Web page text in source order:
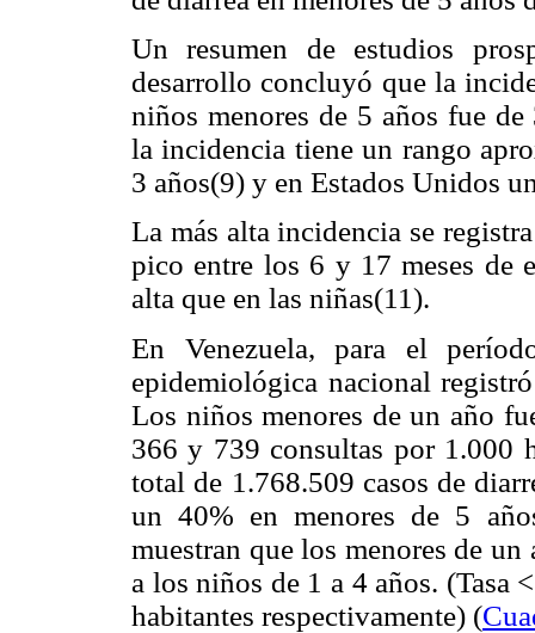
Un resumen de estudios
desarrollo concluyó que la
niños menores de 5 años fue
la incidencia tiene un rango
3 años(9) y en Estados Unidos
La más alta incidencia se
pico entre los 6 y 17 meses de
alta que en las niñas(11).
En Venezuela, para el
epidemiológica nacional
Los niños menores de un año
366 y 739 consultas por 1.000
total de 1.768.509 casos de
un 40% en menores de 5
muestran que los menores de
a los niños de 1 a 4 años. (Tasa
habitantes respectivamente) (